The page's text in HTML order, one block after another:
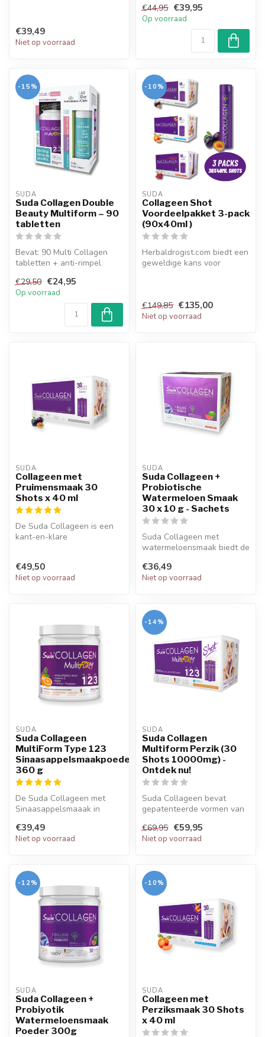
€39,49
Niet op voorraad
collageen en probiot...
€44,95 €39,95
Op voorraad
-15%
SUDA
Suda Collagen Double
Beauty Multiform – 90
tabletten
Bevat: 90 Multi Collagen
tabletten + anti-rimpel
collageen ty...
€29,50 €24,95
Op voorraad
-10%
SUDA
Collageen Shot
Voordeelpakket 3-pack
(90x40ml )
Herbaldrogist.com biedt een
geweldige kans voor
€149,85 €135,00
Niet op voorraad
SUDA
Collageen met
Pruimensmaak 30
Shots x 40 ml
De Suda Collageen is een
kant-en-klare
€49,50
Niet op voorraad
SUDA
Suda Collageen +
Probiotische
Watermeloen Smaak
30 x 10 g - Sachets
Suda Collageen met
watermeloensmaak biedt de
schoonheid e...
€36,49
Niet op voorraad
SUDA
Suda Collageen
MultiForm Type 123
Sinaasappelsmaakpoeder
360 g
De Suda Collageen met
Sinaasappelsmaaak in
collageen en p...
€39,49
Niet op voorraad
-14%
SUDA
Suda Collagen
Multiform Perzik (30
Shots 10000mg) -
Ontdek nu!
Suda Collageen bevat
gepatenteerde vormen van
bevat 10...
€69,95 €59,95
Niet op voorraad
-12%
SUDA
Suda Collageen +
Probiyotik
Watermeloensmaak
Poeder 300g
-10%
SUDA
Collageen met
Perziksmaak 30 Shots
x 40 ml